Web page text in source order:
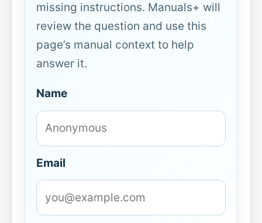
missing instructions. Manuals+ will
review the question and use this
page’s manual context to help
answer it.
Name
Email